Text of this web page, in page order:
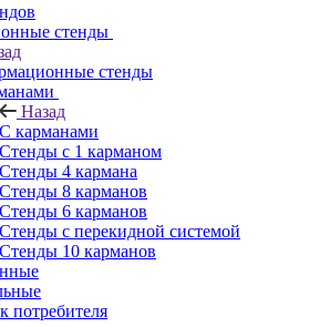
стенды
стенды
Назад
С карманами
Стенды с 1 карманом
Стенды 4 кармана
Стенды 8 карманов
Стенды 6 карманов
Стенды с перекидной системой
Стенды 10 карманов
потребителя